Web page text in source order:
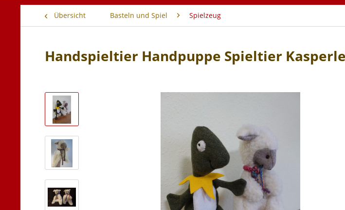
Übersicht Basteln und Spiel Spielzeug
Handspieltier Handpuppe Spieltier